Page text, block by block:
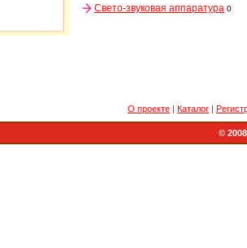
Свето-звуковая аппаратура 0
О проекте Каталог
©